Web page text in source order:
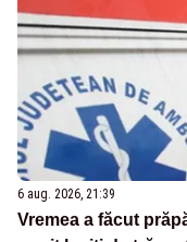
6 aug. 2026, 21:39
Vremea a făcut